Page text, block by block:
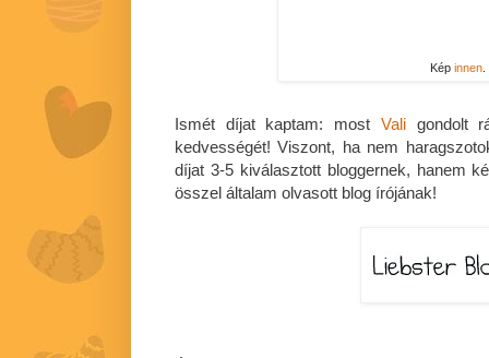
Képinnen.
Ismét díjat kaptam: most Valigondolt
kedvességét! Viszont, ha nem
díjat 3-5 kiválasztott bloggernek, hanem
összel általam olvasott blog írójának!